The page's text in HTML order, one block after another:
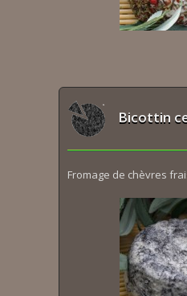
Bicottin
Fromage de chèvres